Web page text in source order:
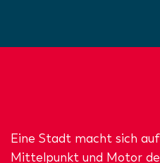
Eine Stadt macht sich
Mittelpunkt und Motor